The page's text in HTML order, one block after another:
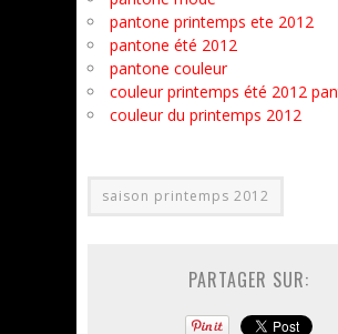
pantone printemps ete 2012
pantone été 2012
pantone couleur
couleur printemps été 2012
couleur du printemps 2012
saison printemps 2012
PARTAGER SUR: